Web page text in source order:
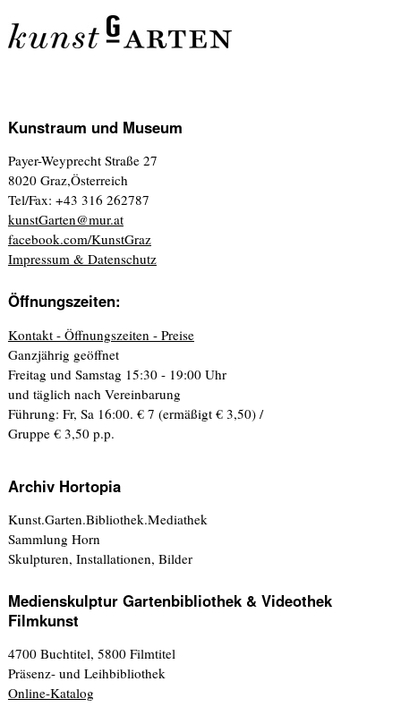
Kunstraum und Museum
Payer-Weyprecht Straße 27
8020 Graz,Österreich
Tel/Fax: +43 316 262787
kunstGarten@mur.at
facebook.com/KunstGraz
Impressum & Datenschutz
Öffnungszeiten:
Kontakt - Öffnungszeiten - Preise
Ganzjährig geöffnet
Freitag und Samstag 15:30 - 19:00 Uhr
und täglich nach Vereinbarung
Führung: Fr, Sa 16:00. € 7 (ermäßigt € 3,50) /
Gruppe € 3,50 p.p.
Archiv Hortopia
Kunst.Garten.Bibliothek.Mediathek
Sammlung Horn
Skulpturen, Installationen, Bilder
Medienskulptur Gartenbibliothek & Videothek
Filmkunst
4700 Buchtitel, 5800 Filmtitel
Präsenz- und Leihbibliothek
Online-Katalog